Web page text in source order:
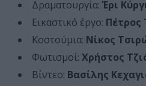
Δραματουργία: Έρι
Εικαστικό έργο: Πέτρος
Κοστούμια: Νίκος
Φωτισμοί: Χρήστος
Βίντεο: Βασίλης